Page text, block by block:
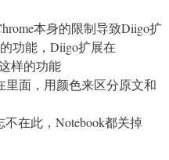
本身的限制导致Diigo扩
功能，Diigo扩展在
样的功能
里面，用颜色来区分原文和
不在此，Notebook都关掉